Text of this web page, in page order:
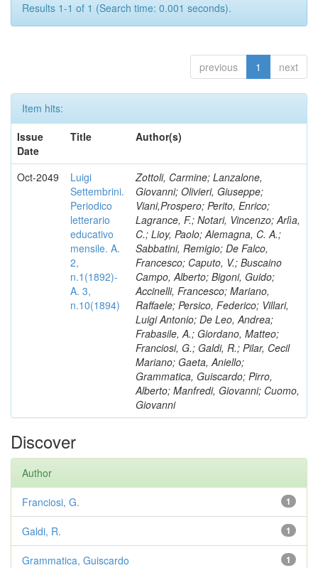
Results 1-1 of 1 (Search time: 0.001 seconds).
previous 1 next
Item hits:
Issue
Date
Title Author(s)
Oct-2049
Luigi
Settembrini.
Periodico
letterario
educativo
mensile. A.
2,
n.1(1892)-
A. 3,
n.10(1894)
Zottoli, Carmine; Lanzalone,
Giovanni; Olivieri, Giuseppe;
Viani,Prospero; Perito, Enrico;
Lagrance, F.; Notari, Vincenzo; Arlìa,
C.; Lioy, Paolo; Alemagna, C. A.;
Sabbatini, Remigio; De Falco,
Francesco; Caputo, V.; Buscaino
Campo, Alberto; Bigoni, Guido;
Accinelli, Francesco; Mariano,
Raffaele; Persico, Federico; Villari,
Luigi Antonio; De Leo, Andrea;
Frabasile, A.; Giordano, Matteo;
Franciosi, G.; Galdi, R.; Pilar, Cecil
Mariano; Gaeta, Aniello;
Grammatica, Guiscardo; Pirro,
Alberto; Manfredi, Giovanni; Cuomo,
Giovanni
Discover
Author
1
Franciosi, G.
1
Galdi, R.
1
Grammatica, Guiscardo